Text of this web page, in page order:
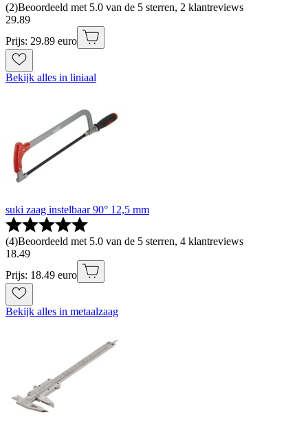
(2)Beoordeeld met 5.0 van de 5 sterren, 2 klantreviews
29.89
Prijs: 29.89 euro
Bekijk alles in liniaal
suki zaag instelbaar 90° 12,5 mm
(4)Beoordeeld met 5.0 van de 5 sterren, 4 klantreviews
18.49
Prijs: 18.49 euro
Bekijk alles in metaalzaag